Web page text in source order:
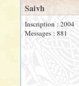
Saivh
Inscription : 2004
Messages : 881